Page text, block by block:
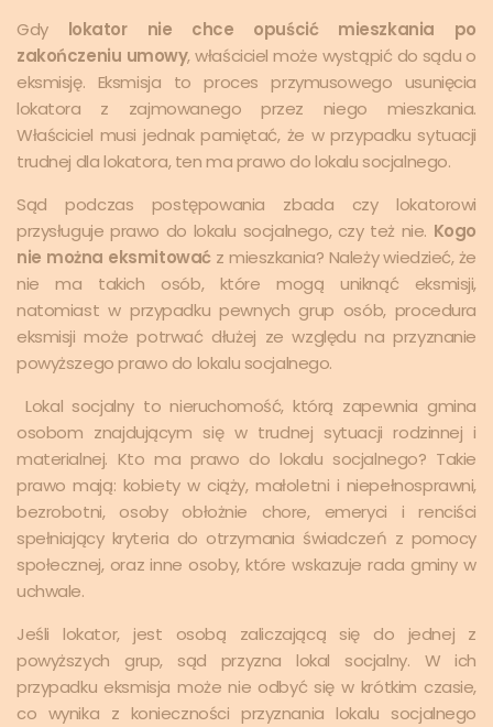
Gdy lokator nie chce opuścić mieszkania po
zakończeniu umowy, właściciel może wystąpić do sądu o
eksmisję. Eksmisja to proces przymusowego usunięcia
lokatora z zajmowanego przez niego mieszkania.
Właściciel musi jednak pamiętać, że w przypadku sytuacji
trudnej dla lokatora, ten ma prawo do lokalu socjalnego.
Sąd podczas postępowania zbada czy lokatorowi
przysługuje prawo do lokalu socjalnego, czy też nie. Kogo
nie można eksmitować z mieszkania? Należy wiedzieć, że
nie ma takich osób, które mogą uniknąć eksmisji,
natomiast w przypadku pewnych grup osób, procedura
eksmisji może potrwać dłużej ze względu na przyznanie
powyższego prawo do lokalu socjalnego.
Lokal socjalny to nieruchomość, którą zapewnia gmina
osobom znajdującym się w trudnej sytuacji rodzinnej i
materialnej. Kto ma prawo do lokalu socjalnego? Takie
prawo mają: kobiety w ciąży, małoletni i niepełnosprawni,
bezrobotni, osoby obłożnie chore, emeryci i renciści
spełniający kryteria do otrzymania świadczeń z pomocy
społecznej, oraz inne osoby, które wskazuje rada gminy w
uchwale.
Jeśli lokator, jest osobą zaliczającą się do jednej z
powyższych grup, sąd przyzna lokal socjalny. W ich
przypadku eksmisja może nie odbyć się w krótkim czasie,
co wynika z konieczności przyznania lokalu socjalnego